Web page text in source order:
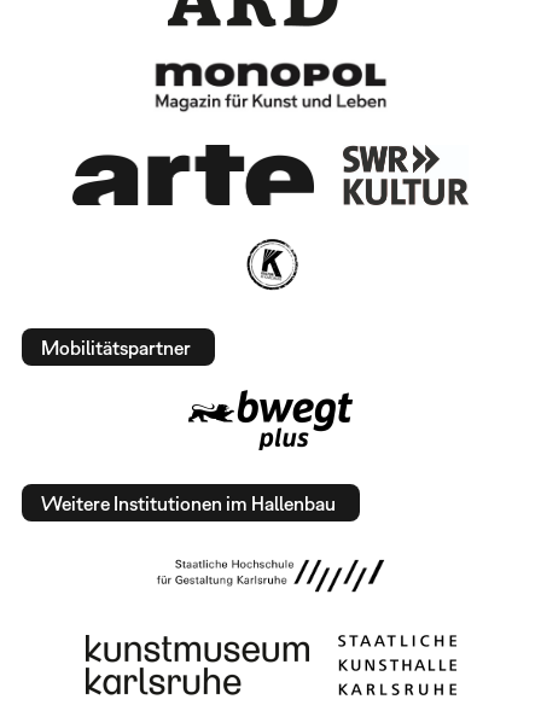
Mobilitätspartner
Weitere Institutionen im Hallenbau